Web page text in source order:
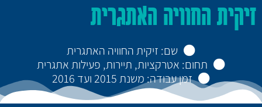
זיקית החוויה האתגרית
שם: זיקית החוויה האתגרית
תחום: אטרקציות, תיירות, פעילות אתגרית
זמן עבודה: משנת 2015 ועד 2016